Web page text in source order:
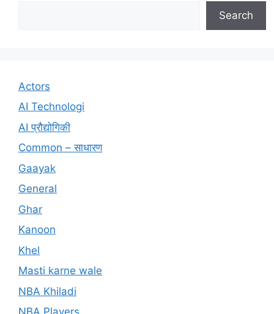
Search
Actors
AI Technologi
AI प्रौद्योगिकी
Common – साधारण
Gaayak
General
Ghar
Kanoon
Khel
Masti karne wale
NBA Khiladi
NBA Players